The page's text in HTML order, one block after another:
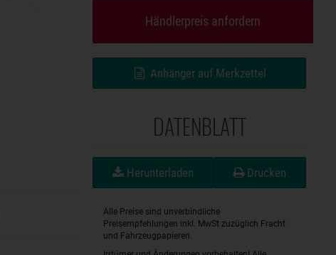
Händlerpreis anfordern
Anhänger auf Merkzettel
DATENBLATT
Herunterladen Drucken
Alle Preise sind unverbindliche
Preisempfehlungen inkl. MwSt zuzüglich Fracht
und Fahrzeugpapieren.